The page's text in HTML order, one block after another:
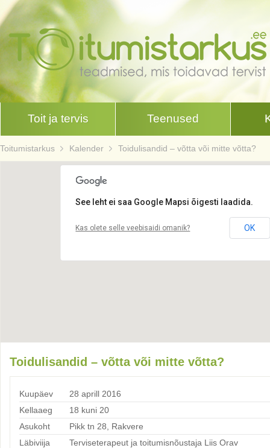
Toit ja tervis Teenused
Toitumistarkus Kalender Toidulisandid – võtta või mitte võtta?
See leht ei saa Google Mapsi õigesti laadida.
Kas olete selle veebisaidi omanik? OK
Toidulisandid – võtta või mitte võtta?
Kuupäev
28 aprill 2016
Kellaaeg
18 kuni 20
Asukoht
Pikk tn 28, Rakvere
Läbiviija
Terviseterapeut ja toitumisnõustaja Liis Orav